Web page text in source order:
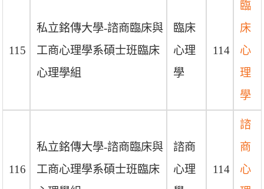
115
私立銘傳大學-諮商臨床與
工商心理學系碩士班臨床
心理學組
臨床
心理
學
114
臨
床
心
理
學
116
私立銘傳大學-諮商臨床與
工商心理學系碩士班臨床
諮商
心理
114
諮
商
心